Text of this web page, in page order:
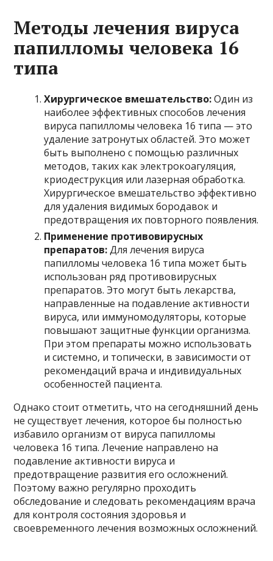
Методы лечения вируса
папилломы человека 16
типа
Хирургическое вмешательство:Один из
наиболее эффективных способов лечения
вируса папилломы человека 16 типа — это
удаление затронутых областей. Это может
быть выполнено с помощью различных
методов, таких как электрокоагуляция,
криодеструкция или лазерная обработка.
Хирургическое вмешательство эффективно
для удаления видимых бородавок и
предотвращения их повторного появления.
Применение противовирусных
препаратов:Для лечения вируса
папилломы человека 16 типа может быть
использован ряд противовирусных
препаратов. Это могут быть лекарства,
направленные на подавление активности
вируса, или иммуномодуляторы, которые
повышают защитные функции организма.
При этом препараты можно использовать
и системно, и топически, в зависимости от
рекомендаций врача и индивидуальных
особенностей пациента.
Однако стоит отметить, что на сегодняшний день
не существует лечения, которое бы полностью
избавило организм от вируса папилломы
человека 16 типа. Лечение направлено на
подавление активности вируса и
предотвращение развития его осложнений.
Поэтому важно регулярно проходить
обследование и следовать рекомендациям врача
для контроля состояния здоровья и
своевременного лечения возможных осложнений.